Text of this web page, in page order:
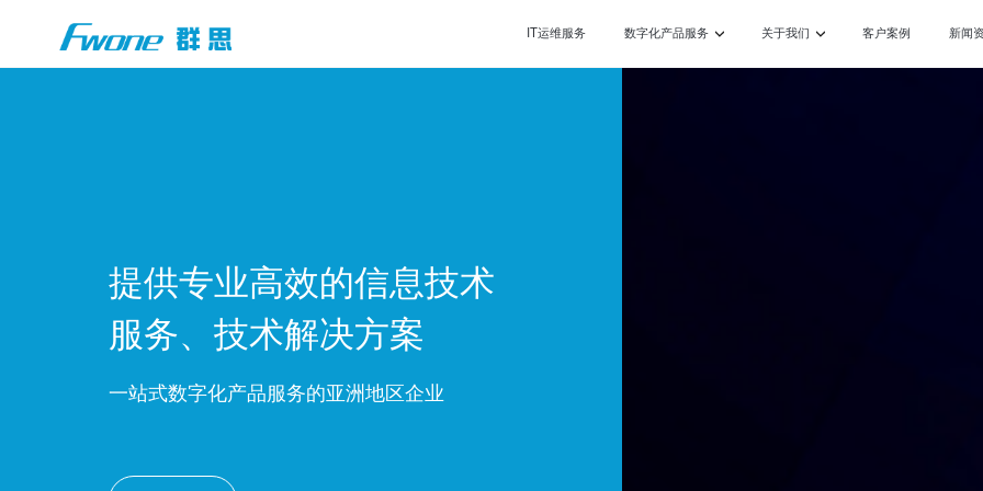
IT运维服务 数字化产品服务 关于我们 客户案例 新闻
提供专业高效的信息技术
服务、技术解决方案
一站式数字化产品服务的亚洲地区企业